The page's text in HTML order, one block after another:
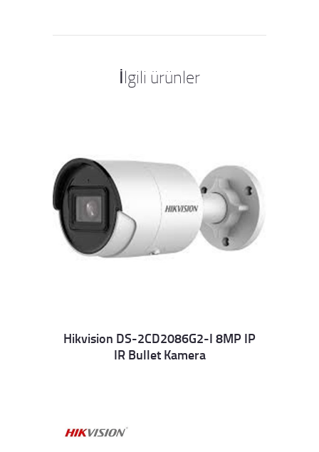
İlgili ürünler
Details
Hikvision DS-2CD2086G2-I 8MP IP
IR Bullet Kamera